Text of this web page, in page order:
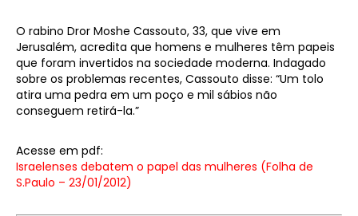
O rabino Dror Moshe Cassouto, 33, que vive em
Jerusalém, acredita que homens e mulheres têm papeis
que foram invertidos na sociedade moderna. Indagado
sobre os problemas recentes, Cassouto disse: “Um tolo
atira uma pedra em um poço e mil sábios não
conseguem retirá-la.”
Acesse em pdf:
Israelenses debatem o papel das mulheres (Folha de
S.Paulo – 23/01/2012)